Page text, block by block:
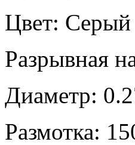
Цвет: Серый
Разрывная
Диаметр:
Размотка: